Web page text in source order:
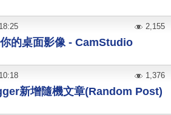
的桌面影像 - CamStudio
2,155
新增隨機文章(Random Post)
1,376